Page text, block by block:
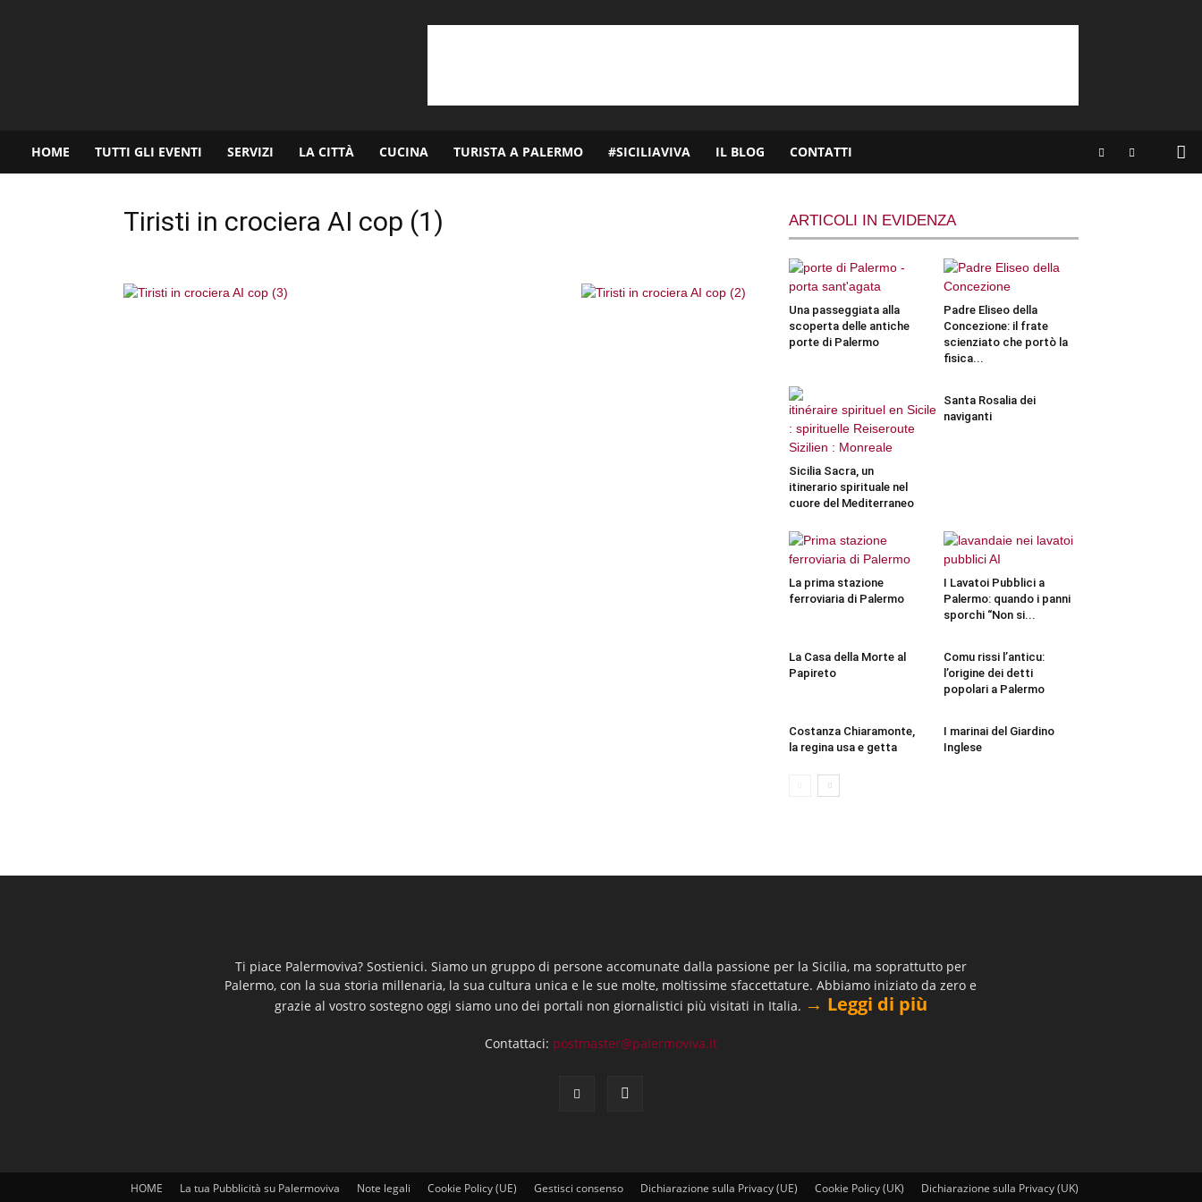
HOME TUTTI GLI EVENTI SERVIZI LA CITTÀ CUCINA TURISTA A PALERMO #SICILIAVIVA IL BLOG CONTATTI
Tiristi in crociera AI cop (1) ARTICOLI IN EVIDENZA
Una passeggiata alla
scoperta delle antiche
porte di Palermo
Padre Eliseo della
Concezione: il frate
scienziato che portò la
fisica...
Sicilia Sacra, un
itinerario spirituale nel
cuore del Mediterraneo
Santa Rosalia dei
naviganti
La prima stazione
ferroviaria di Palermo
I Lavatoi Pubblici a
Palermo: quando i panni
sporchi “Non si...
La Casa della Morte al
Papireto
Comu rissi l’anticu:
l’origine dei detti
popolari a Palermo
Costanza Chiaramonte,
la regina usa e getta
I marinai del Giardino
Inglese
Ti piace Palermoviva? Sostienici. Siamo un gruppo di persone accomunate dalla passione per la Sicilia, ma soprattutto per
Palermo, con la sua storia millenaria, la sua cultura unica e le sue molte, moltissime sfaccettature. Abbiamo iniziato da zero e
grazie al vostro sostegno oggi siamo uno dei portali non giornalistici più visitati in Italia. → Leggi di più
Contattaci: postmaster@palermoviva.it
HOME La tua Pubblicità su Palermoviva Note legali Cookie Policy (UE) Gestisci consenso Dichiarazione sulla Privacy (UE) Cookie Policy (UK) Dichiarazione sulla Privacy (UK)